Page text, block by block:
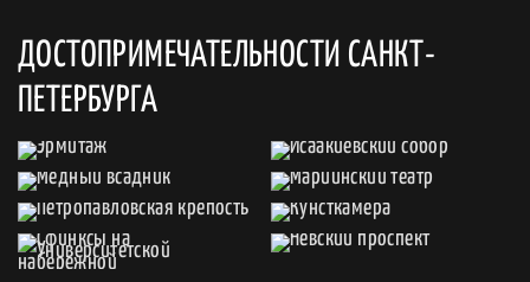
ДОСТОПРИМЕЧАТЕЛЬНОСТИ САНКТ-
ПЕТЕРБУРГА